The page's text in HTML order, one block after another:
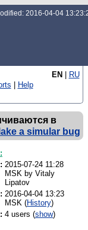
2016-04-04
EN | RU
| Help
в
a simular bug
2015-07-24 11:28
MSK by Vitaly
Lipatov
2016-04-04 13:23
MSK (History)
4 users (show)